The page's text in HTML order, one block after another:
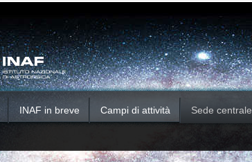
INAF in breve Campi di attività Sede centrale